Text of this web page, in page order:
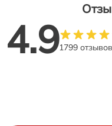
4.91799 отзывов